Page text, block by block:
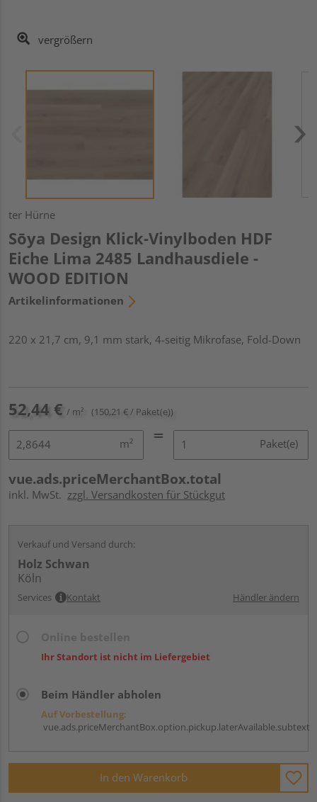
vergrößern
ter Hürne
Sōya Design Klick-Vinylboden HDF
Eiche Lima 2485 Landhausdiele -
WOOD EDITION
Artikelinformationen
220 x 21,7 cm, 9,1 mm stark, 4-seitig Mikrofase, Fold-Down
52,44 € / m² (150,21 € / Paket(e))
m² Paket(e)
vue.ads.priceMerchantBox.total
inkl. MwSt. zzgl. Versandkosten für Stückgut
Verkauf und Versand durch:
Holz Schwan
Köln
Services Kontakt Händler ändern
Ihr Standort ist nicht im Liefergebiet
Beim Händler abholen
Auf Vorbestellung:
vue.ads.priceMerchantBox.option.pickup.laterAvailable.subtext
In den Warenkorb